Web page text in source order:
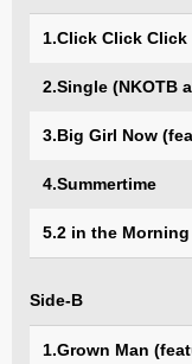
1.Click Click Click
2.Single (NKOTB
3.Big Girl Now
4.Summertime
5.2 in the Morning
Side-B
1.Grown Man